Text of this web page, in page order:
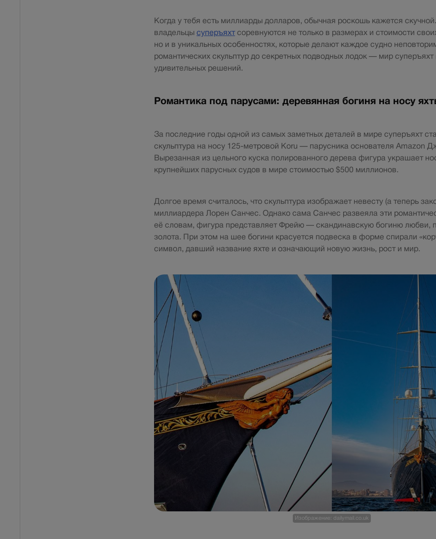
Когда у тебя есть миллиарды долларов, обычная роскошь кажется
владельцы суперъяхтсоревнуются не только в размерах и стоимости
но и в уникальных особенностях, которые делают каждое судно
романтических скульптур до секретных подводных лодок — мир суперъяхт
удивительных решений.
Романтика под парусами: деревянная богиня на носу
За последние годы одной из самых заметных деталей в мире суперъяхт
скульптура на носу 125-метровой Koru — парусника основателя Amazon
Вырезанная из цельного куска полированного дерева фигура украшает
крупнейших парусных судов в мире стоимостью $500 миллионов.
Долгое время считалось, что скульптура изображает невесту (а теперь
миллиардера Лорен Санчес. Однако сама Санчес развеяла эти
её словам, фигура представляет Фрейю — скандинавскую богиню любви,
золота. При этом на шее богини красуется подвеска в форме спирали
символ, давший название яхте и означающий новую жизнь, рост и мир.
Изображение: dailymail.co.uk